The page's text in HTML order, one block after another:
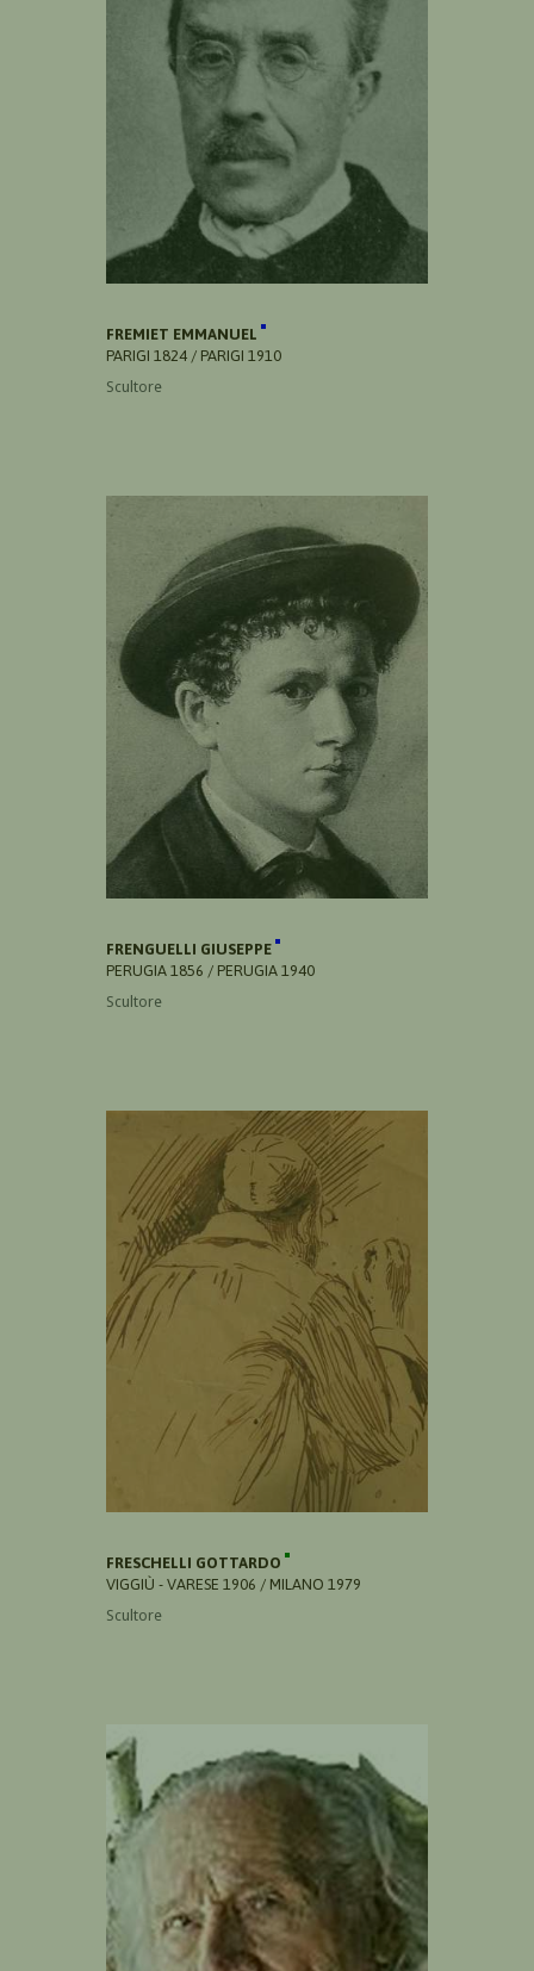
FREMIET EMMANUEL
PARIGI 1824 / PARIGI 1910
Scultore
FRENGUELLI GIUSEPPE
PERUGIA 1856 / PERUGIA 1940
Scultore
FRESCHELLI GOTTARDO
VIGGIÙ - VARESE 1906 / MILANO 1979
Scultore